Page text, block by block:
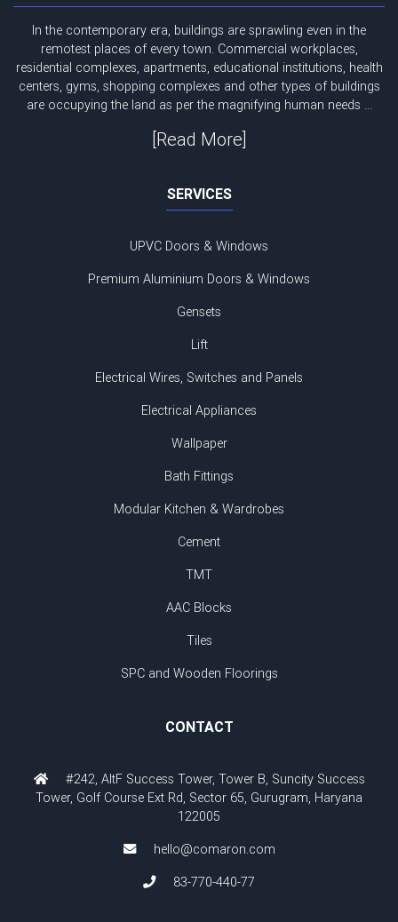
In the contemporary era, buildings are sprawling even in the
remotest places of every town. Commercial workplaces,
residential complexes, apartments, educational institutions, health
centers, gyms, shopping complexes and other types of buildings
are occupying the land as per the magnifying human needs ...
[Read More]
SERVICES
UPVC Doors & Windows
Premium Aluminium Doors & Windows
Gensets
Lift
Electrical Wires, Switches and Panels
Electrical Appliances
Wallpaper
Bath Fittings
Modular Kitchen & Wardrobes
Cement
TMT
AAC Blocks
Tiles
SPC and Wooden Floorings
CONTACT
#242, AltF Success Tower, Tower B, Suncity Success
Tower, Golf Course Ext Rd, Sector 65, Gurugram, Haryana
122005
hello@comaron.com
83-770-440-77